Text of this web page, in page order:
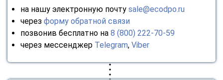
на нашу электронную почту sale@ecodpo.ru
через форму обратной связи
позвонив бесплатно на 8 (800) 222-70-59
через мессенджер Telegram, Viber